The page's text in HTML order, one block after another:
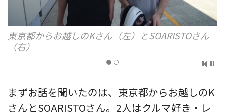
東京都からお越しのKさん（左）とSOARISTOさん
（右）
まずお話を聞いたのは、東京都からお越しのK
さんとSOARISTOさん。2人はクルマ好き・レ